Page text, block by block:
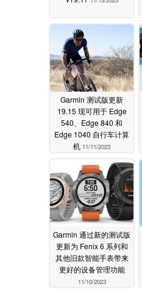
Garmin 测试版更新
19.15 现可用于 Edge
540、Edge 840 和
Edge 1040 自行车计算
机 11/11/2023
Garmin 通过新的测试版
更新为 Fenix 6 系列和
其他旧款智能手表带来
更好的设备管理功能
11/10/2023